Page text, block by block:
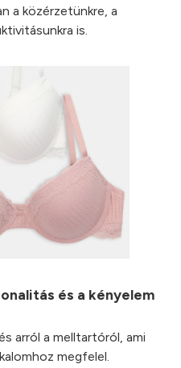
a közérzetünkre, a
is.
és a kényelem
arról a melltartóról, ami
megfelel.